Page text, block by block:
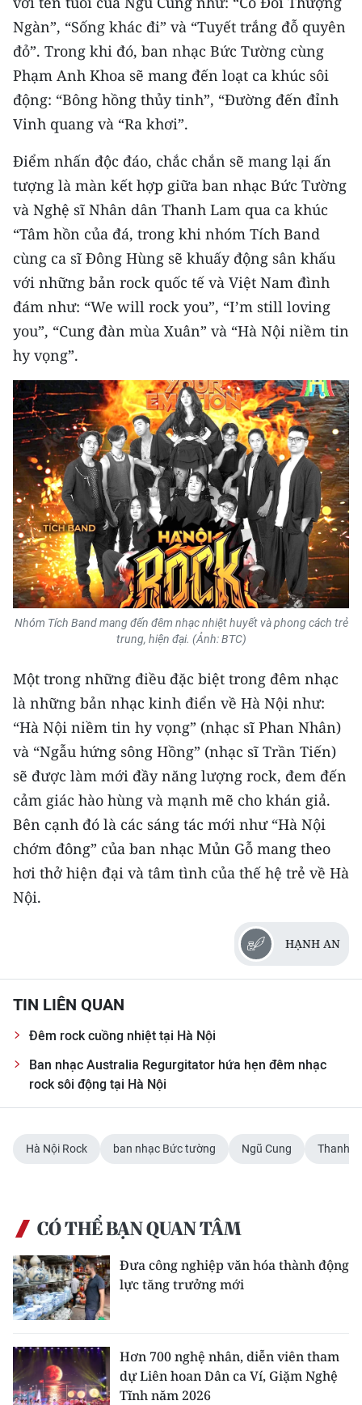
CHUYÊN ĐỀ
CÁC CHUYÊN TRANG
VỀ BÁO NHÂN DÂN
THỜI NAY
NHÂN DÂN CUỐI TUẦN
NHÂN DÂN HẰNG THÁNG
MUA BÁO
中文
FRANÇAIS
РУССКИЙ
ESPAÑOL
한국어
Ngàn”, “Sống khác đi” và “Tuyết trắng đỗ quyên
đỏ”. Trong khi đó, ban nhạc Bức Tường cùng
Phạm Anh Khoa sẽ mang đến loạt ca khúc sôi
động: “Bông hồng thủy tinh”, “Đường đến đỉnh
Vinh quang và “Ra khơi”.
Điểm nhấn độc đáo, chắc chắn sẽ mang lại ấn
tượng là màn kết hợp giữa ban nhạc Bức Tường
và Nghệ sĩ Nhân dân Thanh Lam qua ca khúc
“Tâm hồn của đá, trong khi nhóm Tích Band
cùng ca sĩ Đông Hùng sẽ khuấy động sân khấu
với những bản rock quốc tế và Việt Nam đình
đám như: “We will rock you”, “I’m still loving
you”, “Cung đàn mùa Xuân” và “Hà Nội niềm tin
hy vọng”.
Nhóm Tích Band mang đến đêm nhạc nhiệt huyết và phong cách trẻ
trung, hiện đại. (Ảnh: BTC)
Một trong những điều đặc biệt trong đêm nhạc
là những bản nhạc kinh điển về Hà Nội như:
“Hà Nội niềm tin hy vọng” (nhạc sĩ Phan Nhân)
và “Ngẫu hứng sông Hồng” (nhạc sĩ Trần Tiến)
sẽ được làm mới đầy năng lượng rock, đem đến
cảm giác hào hùng và mạnh mẽ cho khán giả.
Bên cạnh đó là các sáng tác mới như “Hà Nội
chớm đông” của ban nhạc Mủn Gỗ mang theo
hơi thở hiện đại và tâm tình của thế hệ trẻ về Hà
Nội.
HẠNH AN
TIN LIÊN QUAN
Đêm rock cuồng nhiệt tại Hà Nội
Ban nhạc Australia Regurgitator hứa hẹn đêm nhạc
rock sôi động tại Hà Nội
Hà Nội Rock ban nhạc Bức tường Ngũ Cung Thanh
CÓ THỂ BẠN QUAN TÂM
Đưa công nghiệp văn hóa thành động
lực tăng trưởng mới
Hơn 700 nghệ nhân, diễn viên tham
dự Liên hoan Dân ca Ví, Giặm Nghệ
Tĩnh năm 2026